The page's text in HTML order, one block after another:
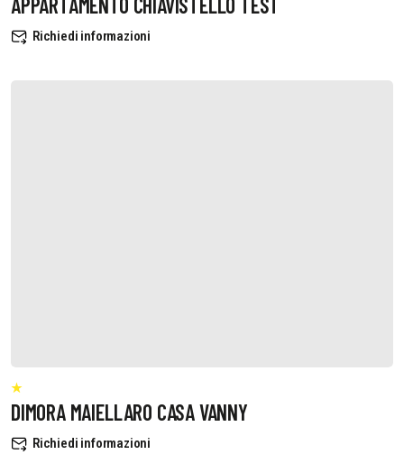
Richiedi informazioni
DIMORA MAIELLARO CASA VANNY
Richiedi informazioni